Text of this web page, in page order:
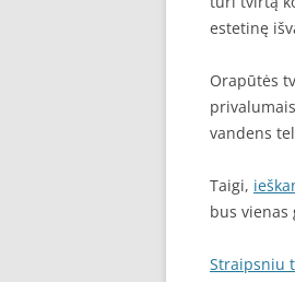
estetinę
Orapūtės
vandens
Taigi,
bus vienas
Straipsniu